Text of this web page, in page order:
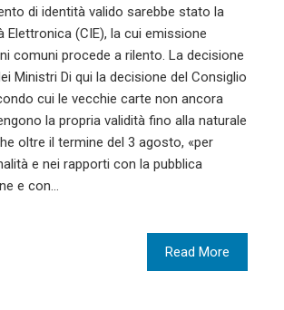
di identità valido sarebbe stato la
Elettronica (CIE), la cui emissione
comuni procede a rilento. La decisione
Ministri Di qui la decisione del Consiglio
cui le vecchie carte non ancora
la propria validità fino alla naturale
oltre il termine del 3 agosto, «per
e nei rapporti con la pubblica
e con…
Read More